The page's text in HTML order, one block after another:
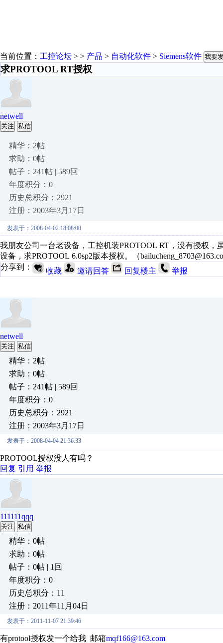
当前位置： 工控论坛 > > 产品 > 自动化软件 > Siemens软件 我要
求PROTOOL RT授权
netwell
关注 私信
精华：2帖
求助：0帖
帖子：241帖 | 589回
年度积分：0
历史总积分：2921
注册：2003年3月17日
发表于：2008-04-02 18:08:00
我朋友公司一台老设备，工控机装PROTOOL RT，没有授权
设备，求PROTOOL 6.0sp2版本授权。（
分享到：
收藏 邀请回答 回复楼主 举报
netwell
关注 私信
精华：2帖
求助：0帖
帖子：241帖 | 589回
年度积分：0
历史总积分：2921
注册：2003年3月17日
发表于：2008-04-04 21:36:33
PROTOOL授权没人有吗？
回复 引用 举报
111111qqq
关注 私信
精华：0帖
求助：0帖
帖子：0帖 | 1回
年度积分：0
历史总积分：11
注册：2011年11月04日
发表于：2011-11-07 21:39:46
有protool授权发一个给我 邮箱mqf166@163.com